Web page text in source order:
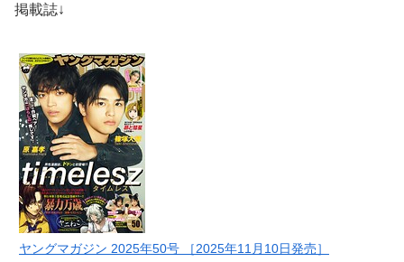
掲載誌↓
ヤングマガジン 2025年50号 ［2025年11月10日発売］